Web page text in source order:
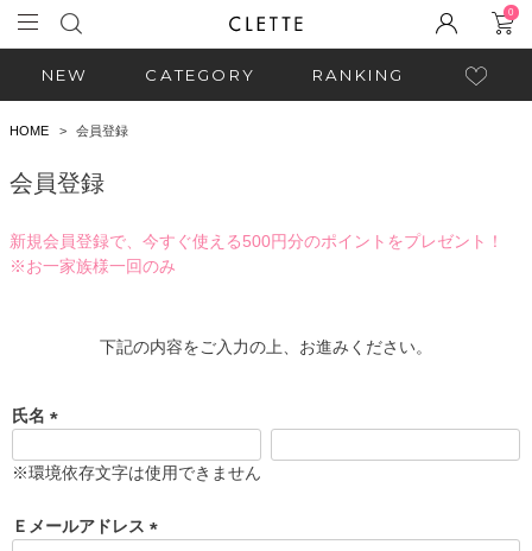
0
NEW CATEGORY RANKING
HOME 会員登録
会員登録
新規会員登録で、今すぐ使える500円分のポイントをプレゼント！
※お一家族様一回のみ
下記の内容をご入力の上、お進みください。
氏名
必
)
※環境依存文字は使用できません
Ｅメールアドレス